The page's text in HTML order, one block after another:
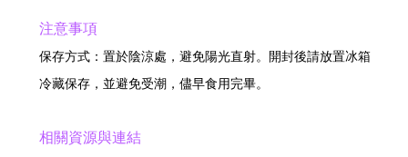
注意事項
保存方式：置於陰涼處，避免陽光直射。開封後請放置冰箱
冷藏保存，並避免受潮，儘早食用完畢。
相關資源與連結